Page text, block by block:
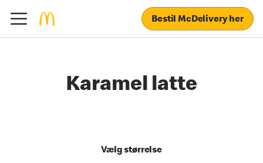
Bestil McDelivery her
Karamel latte
Vælg størrelse